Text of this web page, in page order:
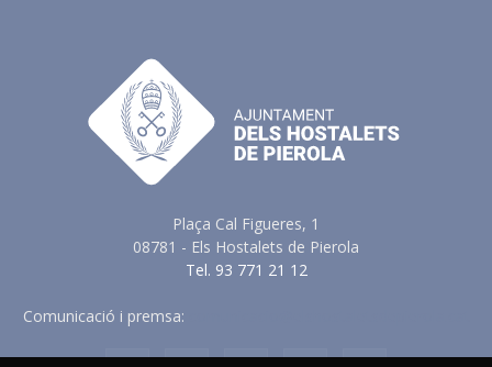
Plaça Cal Figueres, 1
08781 - Els Hostalets de Pierola
Tel. 93 771 21 12
Comunicació i premsa: